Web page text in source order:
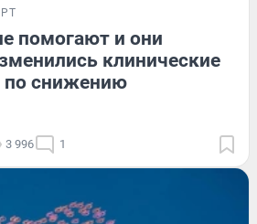
помогают и они
клинические
по снижению
3 996 1